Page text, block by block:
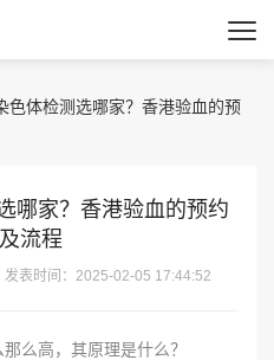
色体检测选哪家？香港验血的预
哪家？香港验血的预约
流程
发表时间：2025-02-05 17:44:52
高，其原理是什么？